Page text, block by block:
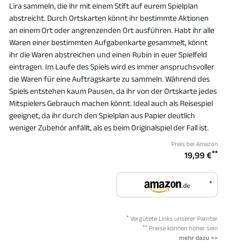
Lira sammeln, die ihr mit einem Stift auf eurem Spielplan
abstreicht. Durch Ortskarten könnt ihr bestimmte Aktionen
an einem Ort oder angrenzenden Ort ausführen. Habt ihr alle
Waren einer bestimmten Aufgabenkarte gesammelt, könnt
ihr die Waren abstreichen und einen Rubin in euer Spielfeld
eintragen. Im Laufe des Spiels wird es immer anspruchsvoller
die Waren für eine Auftragskarte zu sammeln. Während des
Spiels entstehen kaum Pausen, da ihr von der Ortskarte jedes
Mitspielers Gebrauch machen könnt. Ideal auch als Reisespiel
geeignet, da ihr durch den Spielplan aus Papier deutlich
weniger Zubehör anfällt, als es beim Originalspiel der Fall ist.
Preis bei Amazon
19,99 €**
*
* Vergütete Links unserer Parnter
** Preise können höher sein
mehr dazu >>